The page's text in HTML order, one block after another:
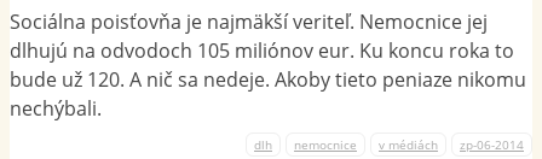
Sociálna poisťovňa je najmäkší veriteľ. Nemocnice jej
dlhujú na odvodoch 105 miliónov eur. Ku koncu roka to
bude už 120. A nič sa nedeje. Akoby tieto peniaze nikomu
nechýbali.
dlh nemocnice v médiách zp-06-2014